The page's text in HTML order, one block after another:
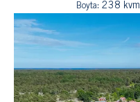
Boyta: 238 kvm